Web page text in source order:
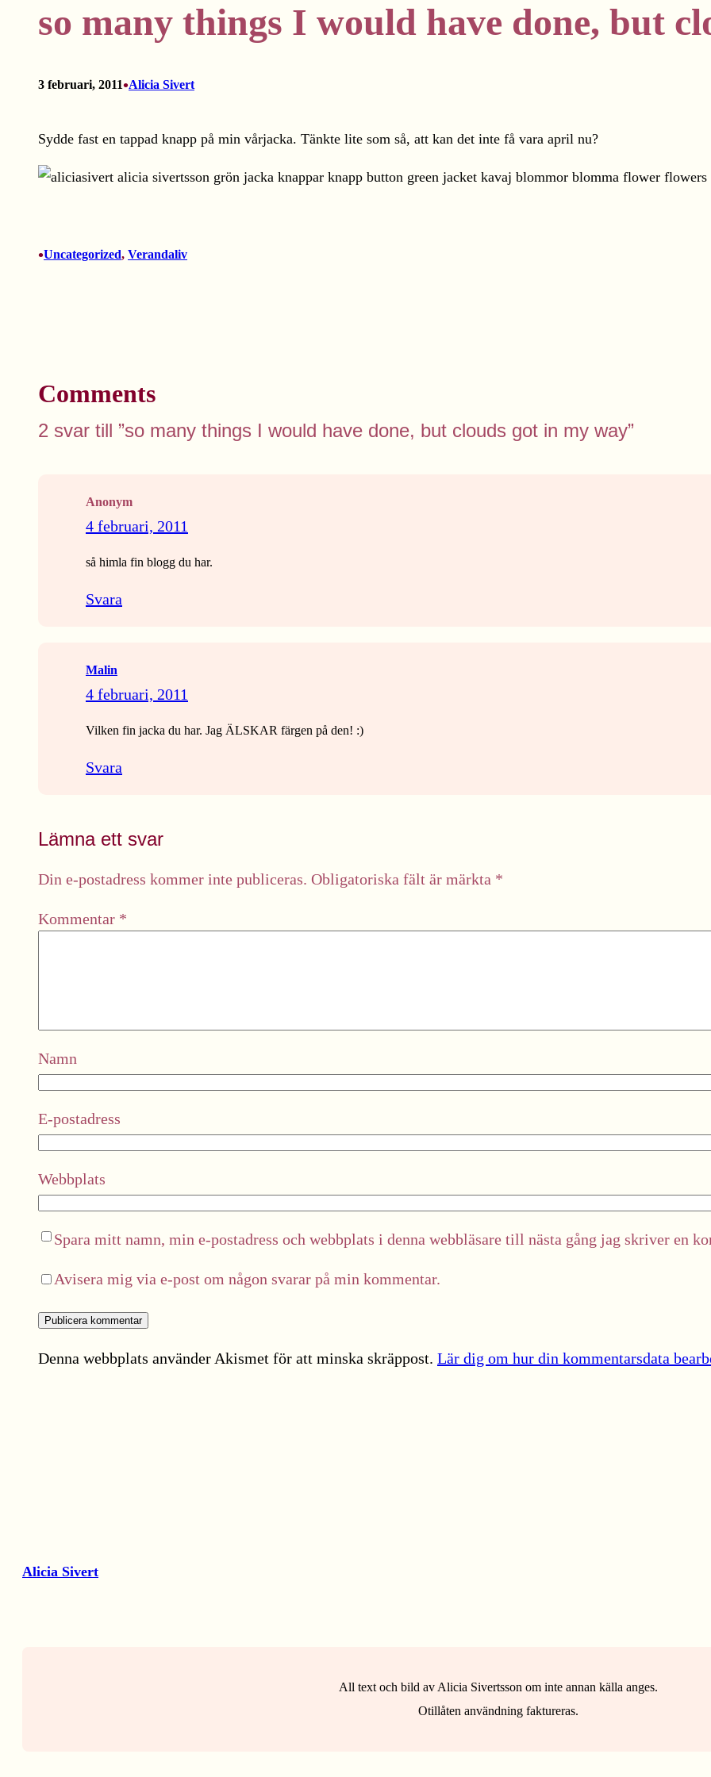
so many things I would have done, but
3 februari, 2011•Alicia Sivert
Sydde fast en tappad knapp på min vårjacka. Tänkte lite som så, att kan det inte få vara april nu?
•Uncategorized, Verandaliv
Comments
2 svar till ”so many things I would have done, but clouds got in my way”
Anonym
4 februari, 2011
så himla fin blogg du har.
Svara
Malin
4 februari, 2011
Vilken fin jacka du har. Jag ÄLSKAR färgen på den! :)
Svara
Lämna ett svar
Din e-postadress kommer inte publiceras. Obligatoriska fält är märkta *
Kommentar *
Namn
E-postadress
Webbplats
Spara mitt namn, min e-postadress och webbplats i denna webbläsare till nästa gång jag skriver en
Avisera mig via e-post om någon svarar på min kommentar.
Denna webbplats använder Akismet för att minska skräppost. Lär dig om hur din kommentarsdata
Alicia Sivert
All text och bild av Alicia Sivertsson om inte annan källa anges.
Otillåten användning faktureras.